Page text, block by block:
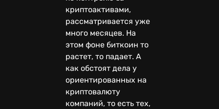
криптоактивами,
рассматривается уже
много месяцев. На
этом фоне биткоин то
растет, то падает. А
как обстоят дела у
ориентированных на
криптовалюту
компаний, то есть тех,